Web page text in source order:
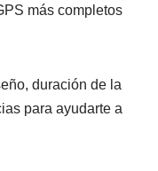
más completos
duración de la
para ayudarte a